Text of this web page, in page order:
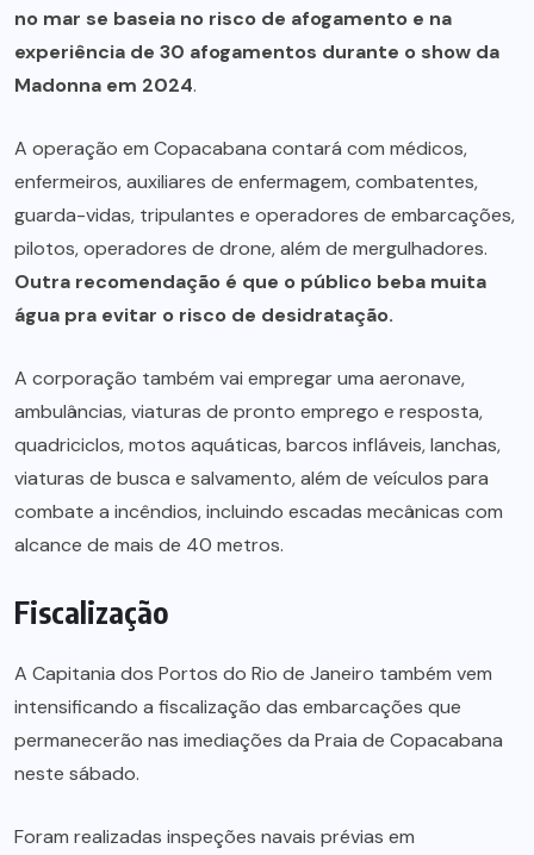
no mar se baseia no risco de afogamento e na
experiência de 30 afogamentos durante o show da
Madonna em 2024.
A operação em Copacabana contará com médicos,
enfermeiros, auxiliares de enfermagem, combatentes,
guarda-vidas, tripulantes e operadores de embarcações,
pilotos, operadores de drone, além de mergulhadores.
Outra recomendação é que o público beba muita
água pra evitar o risco de desidratação.
A corporação também vai empregar uma aeronave,
ambulâncias, viaturas de pronto emprego e resposta,
quadriciclos, motos aquáticas, barcos infláveis, lanchas,
viaturas de busca e salvamento, além de veículos para
combate a incêndios, incluindo escadas mecânicas com
alcance de mais de 40 metros.
Fiscalização
A Capitania dos Portos do Rio de Janeiro também vem
intensificando a fiscalização das embarcações que
permanecerão nas imediações da Praia de Copacabana
neste sábado.
Foram realizadas inspeções navais prévias em